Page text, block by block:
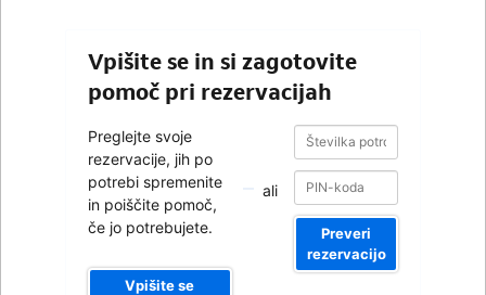
Vpišite se in si zagotovite
pomoč pri rezervacijah
Preglejte svoje
rezervacije, jih po
potrebi spremenite
in poiščite pomoč,
če jo potrebujete.
Vpišite se
ali
Številka
potrditve
Številka
potrditve
Preveri
rezervacijo